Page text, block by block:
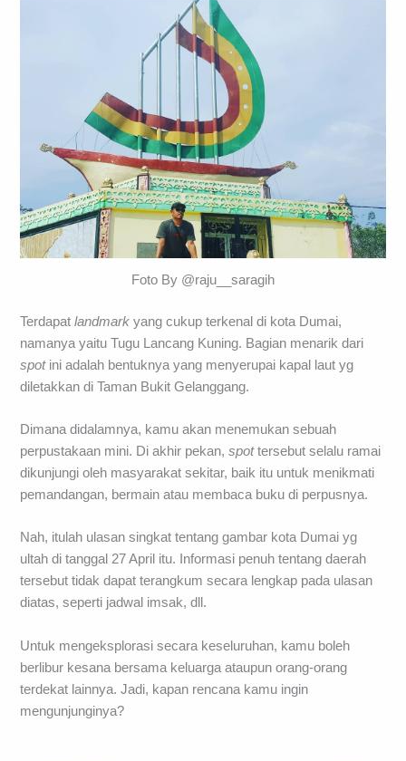
Foto By @raju__saragih
Terdapatlandmark yang cukup terkenal di kota Dumai,
namanya yaitu Tugu Lancang Kuning. Bagian menarik dari
spotini adalah bentuknya yang menyerupai kapal laut yg
diletakkan di Taman Bukit Gelanggang.
Dimana didalamnya, kamu akan menemukan sebuah
perpustakaan mini. Di akhir pekan,spottersebut selalu ramai
dikunjungi oleh masyarakat sekitar, baik itu untuk menikmati
pemandangan, bermain atau membaca buku di perpusnya.
Nah, itulah ulasan singkat tentang gambar kota Dumai yg
ultah di tanggal 27 April itu. Informasi penuh tentang daerah
tersebut tidak dapat terangkum secara lengkap pada ulasan
diatas, seperti jadwal imsak, dll.
Untuk mengeksplorasi secara keseluruhan, kamu boleh
berlibur kesana bersama keluarga ataupun orang-orang
terdekat lainnya. Jadi, kapan rencana kamu ingin
mengunjunginya?